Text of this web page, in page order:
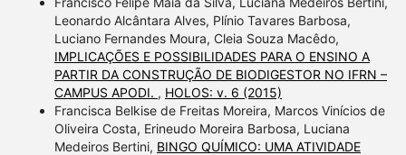
Leonardo Alcântara Alves, Plínio Tavares Barbosa,
Luciano Fernandes Moura, Cleia Souza Macêdo,
IMPLICAÇÕES E POSSIBILIDADES PARA O ENSINO A
PARTIR DA CONSTRUÇÃO DE BIODIGESTOR NO IFRN –
CAMPUS APODI. , HOLOS: v. 6 (2015)
Francisca Belkise de Freitas Moreira, Marcos Vinícios de
Oliveira Costa, Erineudo Moreira Barbosa, Luciana
Medeiros Bertini, BINGO QUÍMICO: UMA ATIVIDADE